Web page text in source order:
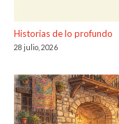
Historias de lo profundo
28 julio, 2026